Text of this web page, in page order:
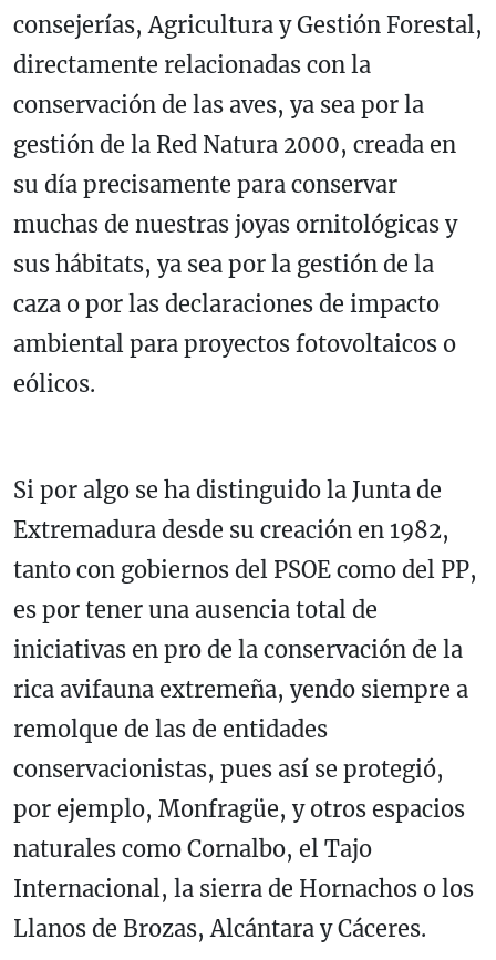
consejerías, Agricultura y Gestión Forestal,
directamente relacionadas con la
conservación de las aves, ya sea por la
gestión de la Red Natura 2000, creada en
su día precisamente para conservar
muchas de nuestras joyas ornitológicas y
sus hábitats, ya sea por la gestión de la
caza o por las declaraciones de impacto
ambiental para proyectos fotovoltaicos o
eólicos.
Si por algo se ha distinguido la Junta de
Extremadura desde su creación en 1982,
tanto con gobiernos del PSOE como del PP,
es por tener una ausencia total de
iniciativas en pro de la conservación de la
rica avifauna extremeña, yendo siempre a
remolque de las de entidades
conservacionistas, pues así se protegió,
por ejemplo, Monfragüe, y otros espacios
naturales como Cornalbo, el Tajo
Internacional, la sierra de Hornachos o los
Llanos de Brozas, Alcántara y Cáceres.